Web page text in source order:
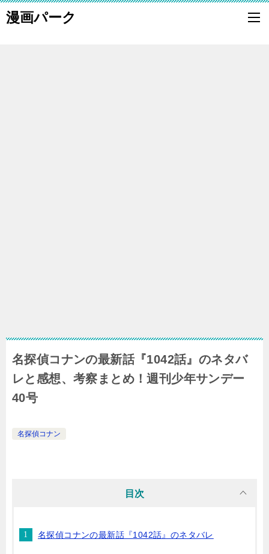
漫画パーク
名探偵コナンの最新話『1042話』のネタバ
レと感想、考察まとめ！週刊少年サンデー
40号
名探偵コナン
目次
名探偵コナンの最新話『1042話』のネタバレ